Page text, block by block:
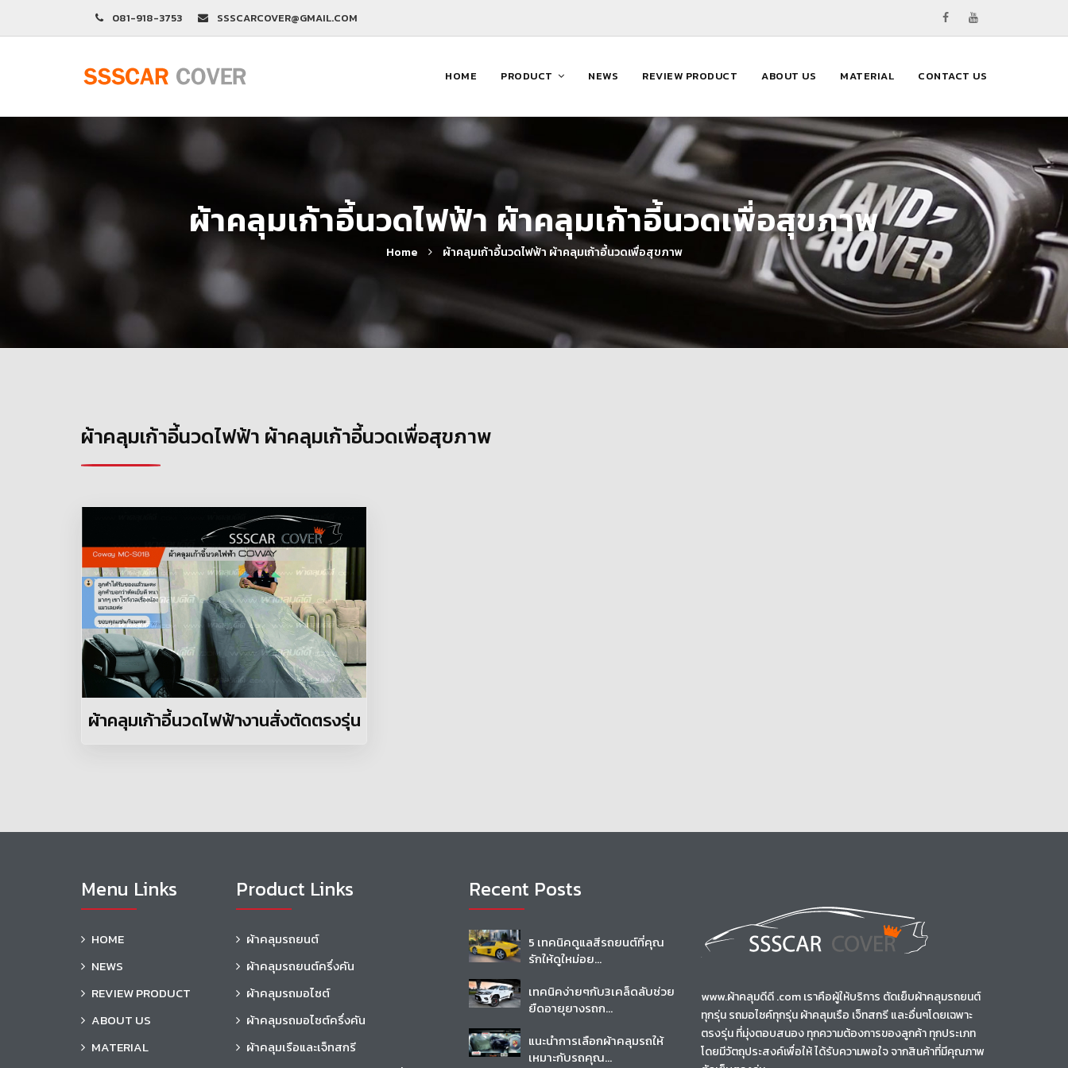
081-918-3753 SSSCARCOVER@GMAIL.COM
HOME PRODUCT NEWS REVIEW PRODUCT ABOUT US MATERIAL CONTACT US
ผ้าคลุมเก้าอี้นวดไฟฟ้า ผ้าคลุมเก้าอี้นวดเพื่อสุขภาพ
Home ผ้าคลุมเก้าอี้นวดไฟฟ้า ผ้าคลุมเก้าอี้นวดเพื่อสุขภาพ
ผ้าคลุมเก้าอี้นวดไฟฟ้า ผ้าคลุมเก้าอี้นวดเพื่อสุขภาพ
ผ้าคลุมเก้าอี้นวดไฟฟ้างานสั่งตัดตรงรุ่น
Menu Links
HOME
NEWS
REVIEW PRODUCT
ABOUT US
MATERIAL
Product Links
ผ้าคลุมรถยนต์
ผ้าคลุมรถยนต์ครึ่งคัน
ผ้าคลุมรถมอไซต์
ผ้าคลุมรถมอไซต์ครึ่งคัน
ผ้าคลุมเรือและเจ็ทสกรี
Recent Posts
5 เทคนิคดูแลสีรถยนต์ที่คุณ
รักให้ดูใหม่อย...
เทคนิคง่ายๆกับ3เคล็ดลับช่วย
ยืดอายุยางรถก...
แนะนำการเลือกผ้าคลุมรถให้
เหมาะกับรถคุณ...
www.ผ้าคลุมดีดี .com เราคือผู้ให้บริการ ตัดเย็บผ้าคลุมรถยนต์
ทุกรุ่น รถมอไซค์ทุกรุ่น ผ้าคลุมเรือ เจ็ทสกรี และอื่นๆโดยเฉพาะ
ตรงรุ่น ที่มุ่งตอบสนอง ทุกความต้องการของลูกค้า ทุกประเภท
โดยมีวัตถุประสงค์เพื่อให้ ได้รับความพอใจ จากสินค้าที่มีคุณภาพ